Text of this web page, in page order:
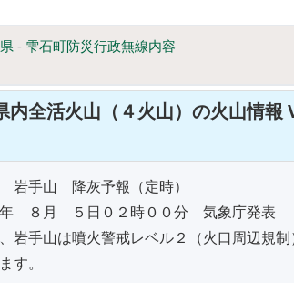
- 雫石町防災行政無線内容
内全活火山（４火山）の火山情報
岩手山 降灰予報（定時）
８月 ５日０２時００分 気象庁発表
岩手山は噴火警戒レベル２（火口周辺規
す。